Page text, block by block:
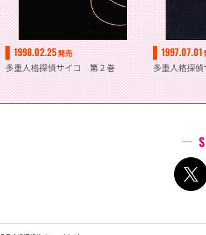
1998.02.25発売
多重人格探偵サイコ 第２巻
1997.07.01
多重人格探